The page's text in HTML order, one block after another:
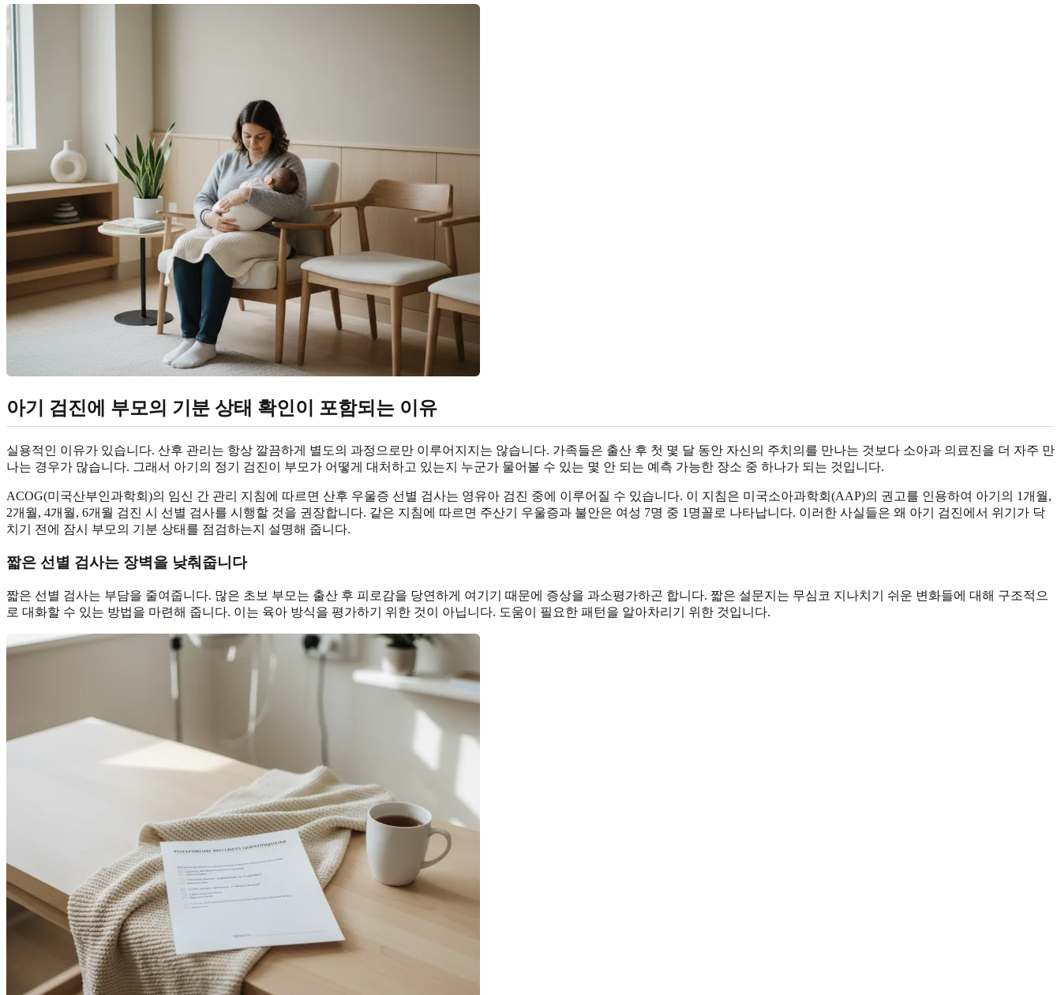
아기 검진에 부모의 기분 상태 확인이 포함되는 이유
실용적인 이유가 있습니다. 산후 관리는 항상 깔끔하게 별도의 과정으로만 이루어지지는 않습니다. 가족들은 출산 후 첫 몇 달 동안 자신의 주치의를 만나는 것보다 소아과 의료진을 더 자주 만
나는 경우가 많습니다. 그래서 아기의 정기 검진이 부모가 어떻게 대처하고 있는지 누군가 물어볼 수 있는 몇 안 되는 예측 가능한 장소 중 하나가 되는 것입니다.
ACOG(미국산부인과학회)의 임신 간 관리 지침에 따르면 산후 우울증 선별 검사는 영유아 검진 중에 이루어질 수 있습니다. 이 지침은 미국소아과학회(AAP)의 권고를 인용하여 아기의 1개월,
2개월, 4개월, 6개월 검진 시 선별 검사를 시행할 것을 권장합니다. 같은 지침에 따르면 주산기 우울증과 불안은 여성 7명 중 1명꼴로 나타납니다. 이러한 사실들은 왜 아기 검진에서 위기가 닥
치기 전에 잠시 부모의 기분 상태를 점검하는지 설명해 줍니다.
짧은 선별 검사는 장벽을 낮춰줍니다
짧은 선별 검사는 부담을 줄여줍니다. 많은 초보 부모는 출산 후 피로감을 당연하게 여기기 때문에 증상을 과소평가하곤 합니다. 짧은 설문지는 무심코 지나치기 쉬운 변화들에 대해 구조적으
로 대화할 수 있는 방법을 마련해 줍니다. 이는 육아 방식을 평가하기 위한 것이 아닙니다. 도움이 필요한 패턴을 알아차리기 위한 것입니다.